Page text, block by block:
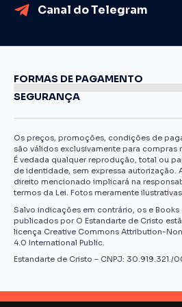
Canal do Telegram
FORMAS DE PAGAMENTO
SEGURANÇA
Os preços, promoções, condições de
são válidos exclusivamente para compras
É vedada qualquer reprodução, total ou
de identidade, sem expressa autorização.
direito mencionado implicará na
termos da Lei. Fotos meramente ilustrativas.
Salvo indicações em contrário, os e
publicados por O Estandarte de Cristo
licença Creative Commons Attribution-
4.0 International Public.
Estandarte de Cristo – CNPJ: 30.919.321./